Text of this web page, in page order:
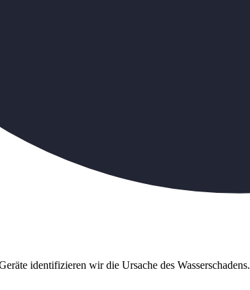
identifizieren wir die Ursache des Wasserschadens.